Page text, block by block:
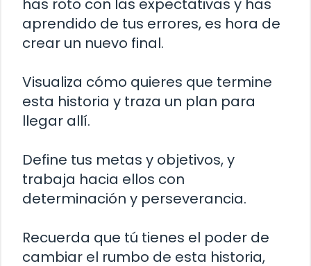
has roto con las expectativas y has
aprendido de tus errores, es hora de
crear un nuevo final.
Visualiza cómo quieres que termine
esta historia y traza un plan para
llegar allí.
Define tus metas y objetivos, y
trabaja hacia ellos con
determinación y perseverancia.
Recuerda que tú tienes el poder de
cambiar el rumbo de esta historia,